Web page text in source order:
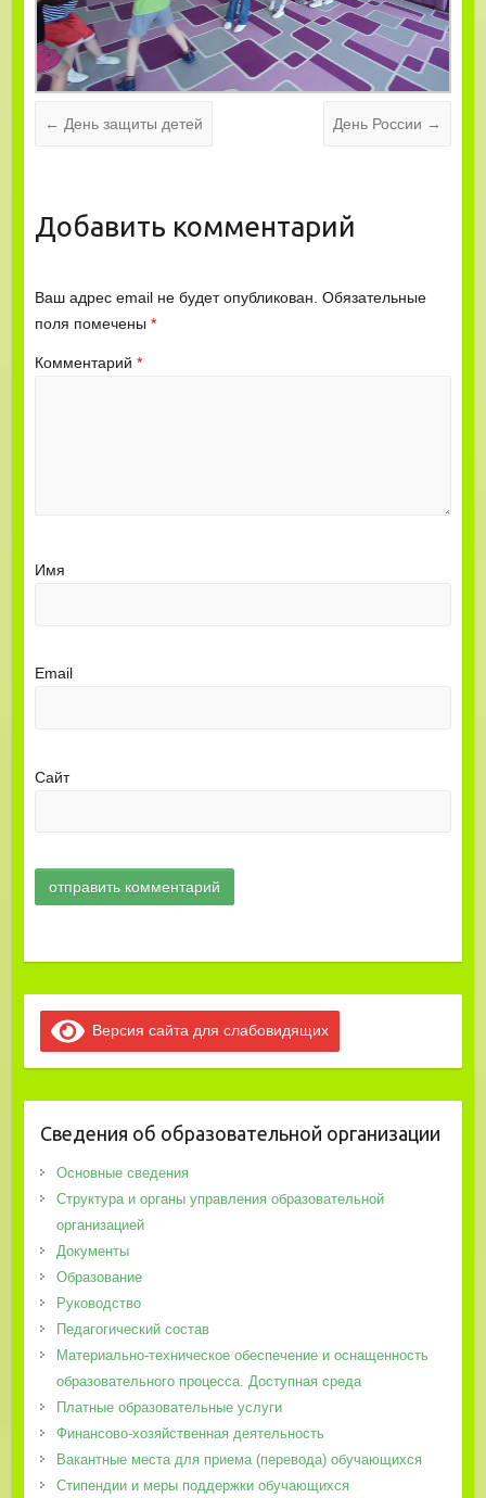
← День защиты детей День России →
Добавить комментарий
Ваш адрес email не будет опубликован. Обязательные
поля помечены *
Комментарий *
Имя
Email
Сайт
Версия сайта для слабовидящих
Сведения об образовательной организации
Основные сведения
Структура и органы управления образовательной
организацией
Документы
Образование
Руководство
Педагогический состав
Материально-техническое обеспечение и оснащенность
образовательного процесса. Доступная среда
Платные образовательные услуги
Финансово-хозяйственная деятельность
Вакантные места для приема (перевода) обучающихся
Стипендии и меры поддержки обучающихся